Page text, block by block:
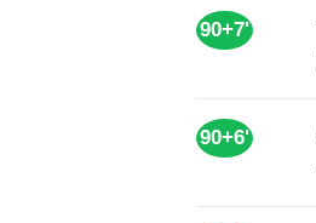
90+7'
90+6'